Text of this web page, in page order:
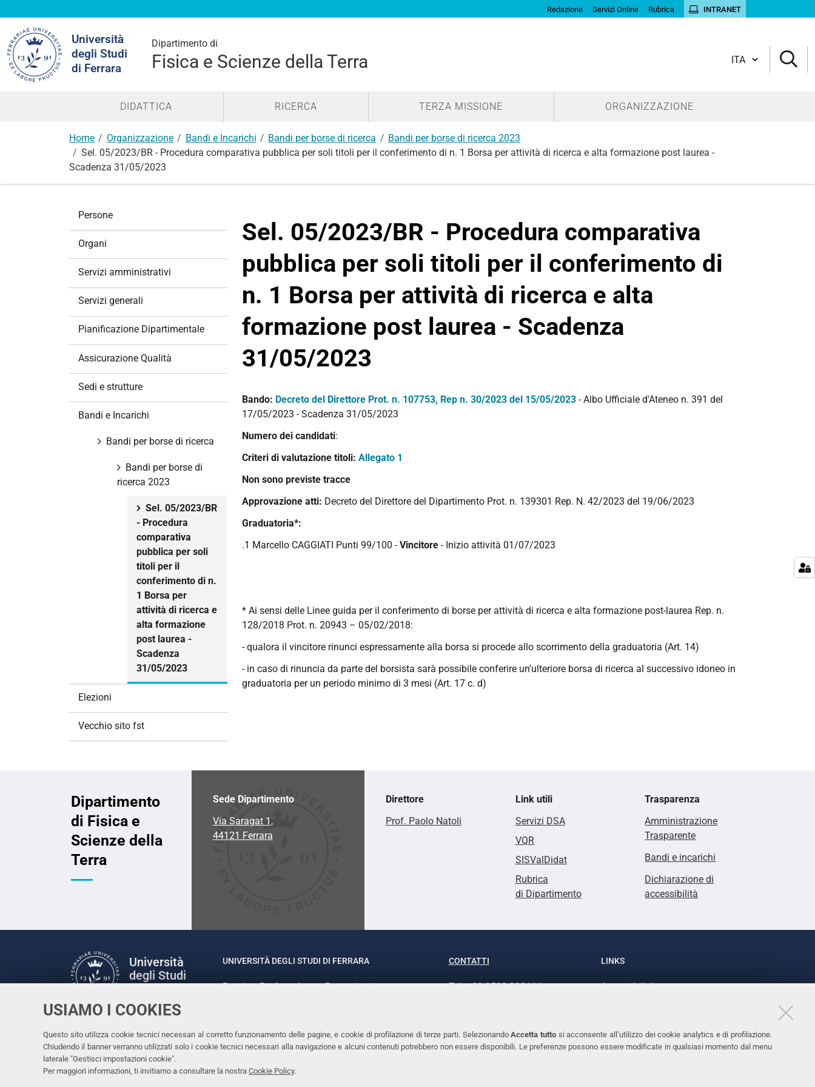
USIAMO I COOKIES
Questo sito utilizza cookie tecnici necessari al corretto funzionamento delle pagine, e cookie di profilazione di terze parti. SelezionandoAccetta tutto si acconsente all’utilizzo dei cookie analytics e di profilazione.
Chiudendo il banner verranno utilizzati solo i cookie tecnici necessari alla navigazione e alcuni contenuti potrebbero non essere disponibili. Le preferenze possono essere modificate in qualsiasi momento dal menu
laterale "Gestisci impostazioni cookie".
Per maggiori informazioni, ti invitiamo a consultare la nostra Cookie Policy.
Redazione Servizi Online Rubrica INTRANET
Università
degli Studi
di Ferrara
Dipartimento di
Fisica e Scienze della Terra
nel
sito
Cambia lingua
DIDATTICA RICERCA TERZA MISSIONE ORGANIZZAZIONE
Home Organizzazione Bandi e Incarichi Bandi per borse di ricerca
Bandi per borse di ricerca 2023
Sel. 05/2023/BR - Procedura comparativa pubblica per soli titoli per il conferimento di n. 1 Borsa per attività di ricerca e alta formazione post laurea -
Scadenza 31/05/2023
Sel. 05/2023/BR - Procedura comparativa
pubblica per soli titoli per il conferimento di
n. 1 Borsa per attività di ricerca e alta
formazione post laurea - Scadenza
31/05/2023
Bando: Decreto del Direttore Prot. n. 107753, Rep n. 30/2023 del 15/05/2023 - Albo Ufficiale d'Ateneo n. 391 del
17/05/2023 - Scadenza 31/05/2023
Numero dei candidati:
Criteri di valutazione titoli: Allegato 1
Non sono previste tracce
Approvazione atti: Decreto del Direttore del Dipartimento Prot. n. 139301 Rep. N. 42/2023 del 19/06/2023
Graduatoria*:
.1 Marcello CAGGIATI Punti 99/100 - Vincitore - Inizio attività 01/07/2023
* Ai sensi delle Linee guida per il conferimento di borse per attività di ricerca e alta formazione post-laurea Rep. n.
128/2018 Prot. n. 20943 – 05/02/2018:
- qualora il vincitore rinunci espressamente alla borsa si procede allo scorrimento della graduatoria (Art. 14)
- in caso di rinuncia da parte del borsista sarà possibile conferire un’ulteriore borsa di ricerca al successivo idoneo in
graduatoria per un periodo minimo di 3 mesi (Art. 17 c. d)
Persone
Organi
Servizi amministrativi
Servizi generali
Pianificazione Dipartimentale
Assicurazione Qualità
Sedi e strutture
Bandi e Incarichi
Bandi per borse di ricerca
Bandi per borse di
ricerca 2023
Sel. 05/2023/BR
- Procedura
comparativa
pubblica per soli
titoli per il
conferimento di n.
1 Borsa per
attività di ricerca e
alta formazione
post laurea -
Scadenza
31/05/2023
Elezioni
Vecchio sito fst
Dipartimento
di Fisica e
Scienze della
Terra
Sede Dipartimento
Via Saragat 1,
44121 Ferrara
Direttore
Prof. Paolo Natoli
Link utili
Servizi DSA
VQR
SISValDidat
Rubrica
di Dipartimento
Trasparenza
Amministrazione
Trasparente
Bandi e incarichi
Dichiarazione di
accessibilità
Università
degli Studi
Facebook
LinkedinInstagram
Youtube
UNIVERSITÀ DEGLI STUDI DI FERRARA
Rettrice: Prof.ssa Laura Ramaciotti
CONTATTI
Tel. +39 0532 293111
LINKS
Accessibilità
Cookies